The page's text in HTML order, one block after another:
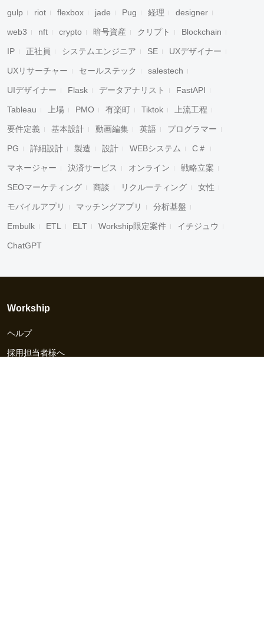
gulp riot flexbox jade Pug 経理 designer
web3 nft crypto 暗号資産 クリプト Blockchain
IP 正社員 システムエンジニア SE UXデザイナー
UXリサーチャー セールステック salestech
UIデザイナー Flask データアナリスト FastAPI
Tableau 上場 PMO 有楽町 Tiktok 上流工程
要件定義 基本設計 動画編集 英語 プログラマー
PG 詳細設計 製造 設計 WEBシステム C＃
マネージャー 決済サービス オンライン 戦略立案
SEOマーケティング 商談 リクルーティング 女性
モバイルアプリ マッチングアプリ 分析基盤
Embulk ETL ELT Workship限定案件 イチジュウ
ChatGPT
Workship
ヘルプ
採用担当者様へ